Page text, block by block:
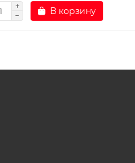
В корзину